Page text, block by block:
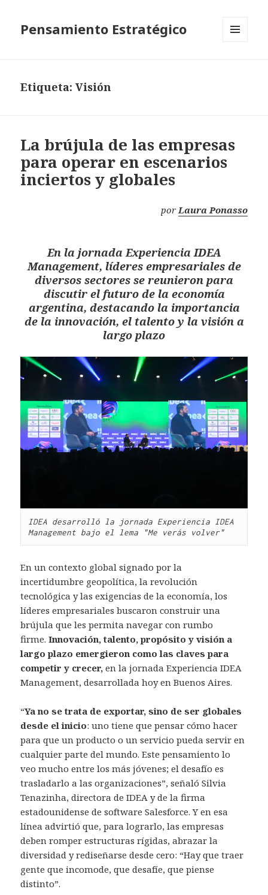
Pensamiento Estratégico
Etiqueta: Visión
La brújula de las empresas
para operar en escenarios
inciertos y globales
porLaura Ponasso
En la jornada Experiencia IDEA
Management, líderes empresariales de
diversos sectores se reunieron para
discutir el futuro de la economía
argentina, destacando la importancia
de la innovación, el talento y la visión a
largo plazo
IDEA desarrolló la jornada Experiencia IDEA
Management bajo el lema "Me verás volver"
En un contexto global signado por la
incertidumbre geopolítica, la revolución
tecnológica y las exigencias de la economía, los
líderes empresariales buscaron construir una
brújula que les permita navegar con rumbo
firme.Innovación, talento, propósito y visión a
largo plazo emergieron como las claves para
competir y crecer, en la jornada Experiencia IDEA
Management, desarrollada hoy en Buenos Aires.
“Ya no se trata de exportar, sino de ser globales
desde el inicio: uno tiene que pensar cómo hacer
para que un producto o un servicio pueda servir en
cualquier parte del mundo. Este pensamiento lo
veo mucho entre los más jóvenes; el desafío es
trasladarlo a las organizaciones”, señaló Silvia
Tenazinha, directora de IDEA y de la firma
estadounidense de software Salesforce. Y en esa
línea advirtió que, para lograrlo, las empresas
deben romper estructuras rígidas, abrazar la
diversidad y rediseñarse desde cero: “Hay que traer
gente que incomode, que desafíe, que piense
distinto”.